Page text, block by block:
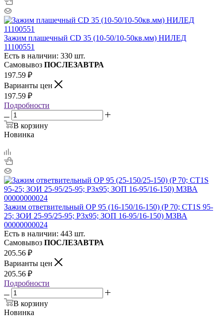
Зажим плашечный CD 35 (10-50/10-50кв.мм) НИЛЕД
11100551
Есть в наличии: 330 шт.
Самовывоз ПОСЛЕЗАВТРА
197.59 ₽
Варианты цен
197.59 ₽
Подробности
В корзину
Новинка
Зажим ответвительный ОР 95 (16-150/16-150) (P 70; CT1S 95-
25; ЗОИ 25-95/25-95; P3х95; ЗОП 16-95/16-150) МЗВА
00000000024
Есть в наличии: 443 шт.
Самовывоз ПОСЛЕЗАВТРА
205.56 ₽
Варианты цен
205.56 ₽
Подробности
В корзину
Новинка